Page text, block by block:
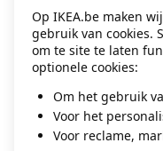
Op IKEA.be maken
gebruik van cookies.
om te site te laten
optionele cookies:
Om het gebruik
Voor het
Voor reclame,